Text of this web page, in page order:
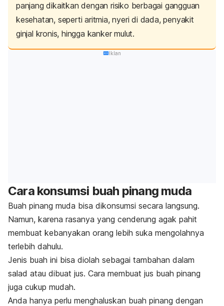
panjang dikaitkan dengan risiko berbagai gangguan
kesehatan, seperti aritmia, nyeri di dada, penyakit
ginjal kronis, hingga kanker mulut.
Iklan
Cara konsumsi buah pinang muda
Buah pinang muda bisa dikonsumsi secara langsung.
Namun, karena rasanya yang cenderung agak pahit
membuat kebanyakan orang lebih suka mengolahnya
terlebih dahulu.
Jenis buah ini bisa diolah sebagai tambahan dalam
salad atau dibuat jus. Cara membuat jus buah pinang
juga cukup mudah.
Anda hanya perlu menghaluskan buah pinang dengan